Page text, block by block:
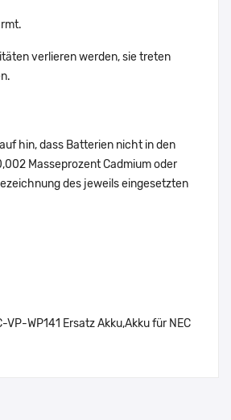
verlieren werden, sie treten
hin, dass Batterien nicht in den
Masseprozent Cadmium oder
des jeweils eingesetzten
VP-WP141 Ersatz Akku,Akku für NEC